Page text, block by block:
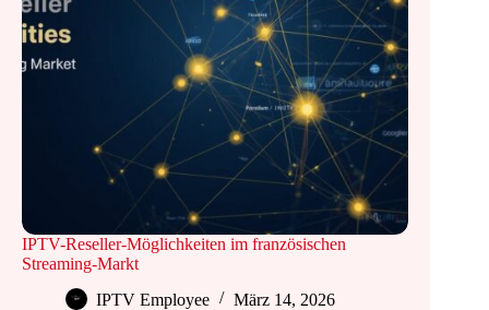
IPTV-Reseller-Möglichkeiten im französischen
Streaming-Markt
IPTV Employee
März 14, 2026